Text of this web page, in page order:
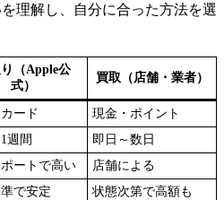
理解し、自分に合った方法を選
（Apple公
式）
買取（店舗・業者）
ード
現金・ポイント
週間
即日～数日
ートで高い
店舗による
で安定
状態次第で高額も